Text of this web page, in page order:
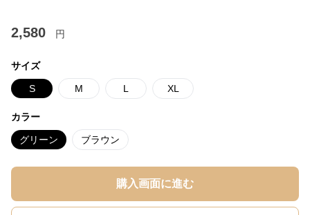
2,580 円
サイズ
S M L XL
カラー
グリーン ブラウン
購入画面に進む